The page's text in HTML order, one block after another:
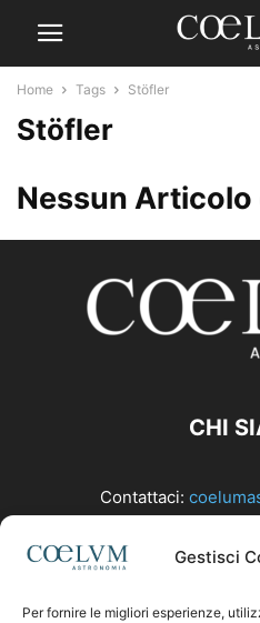
Gestisci
Per fornire le migliori esperienze,
Home Tags Stöfler
Stöfler
Nessun
CHI
Contattaci: